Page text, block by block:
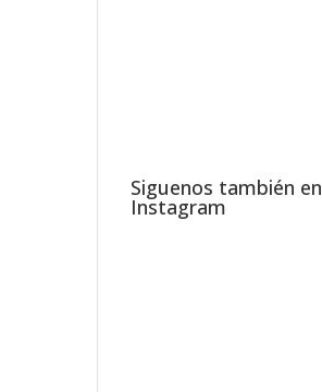
Siguenos también en
Instagram